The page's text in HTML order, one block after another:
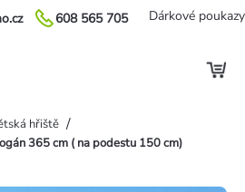
608 565 705 Dárkové poukazy
hřiště /
365 cm ( na podestu 150 cm)